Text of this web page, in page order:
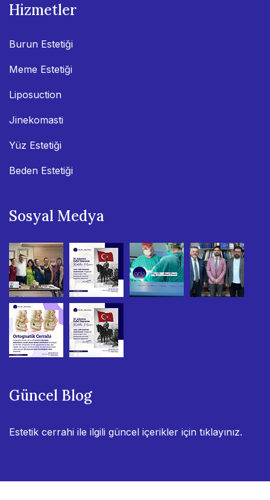
Hizmetler
Burun Estetiği
Meme Estetiği
Liposuction
Jinekomasti
Yüz Estetiği
Beden Estetiği
Sosyal Medya
Güncel Blog
Estetik cerrahi ile ilgili güncel içerikler için tıklayınız.